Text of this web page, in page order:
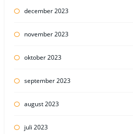
december 2023
november 2023
oktober 2023
september 2023
august 2023
juli 2023